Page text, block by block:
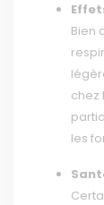
Bien
chez
les